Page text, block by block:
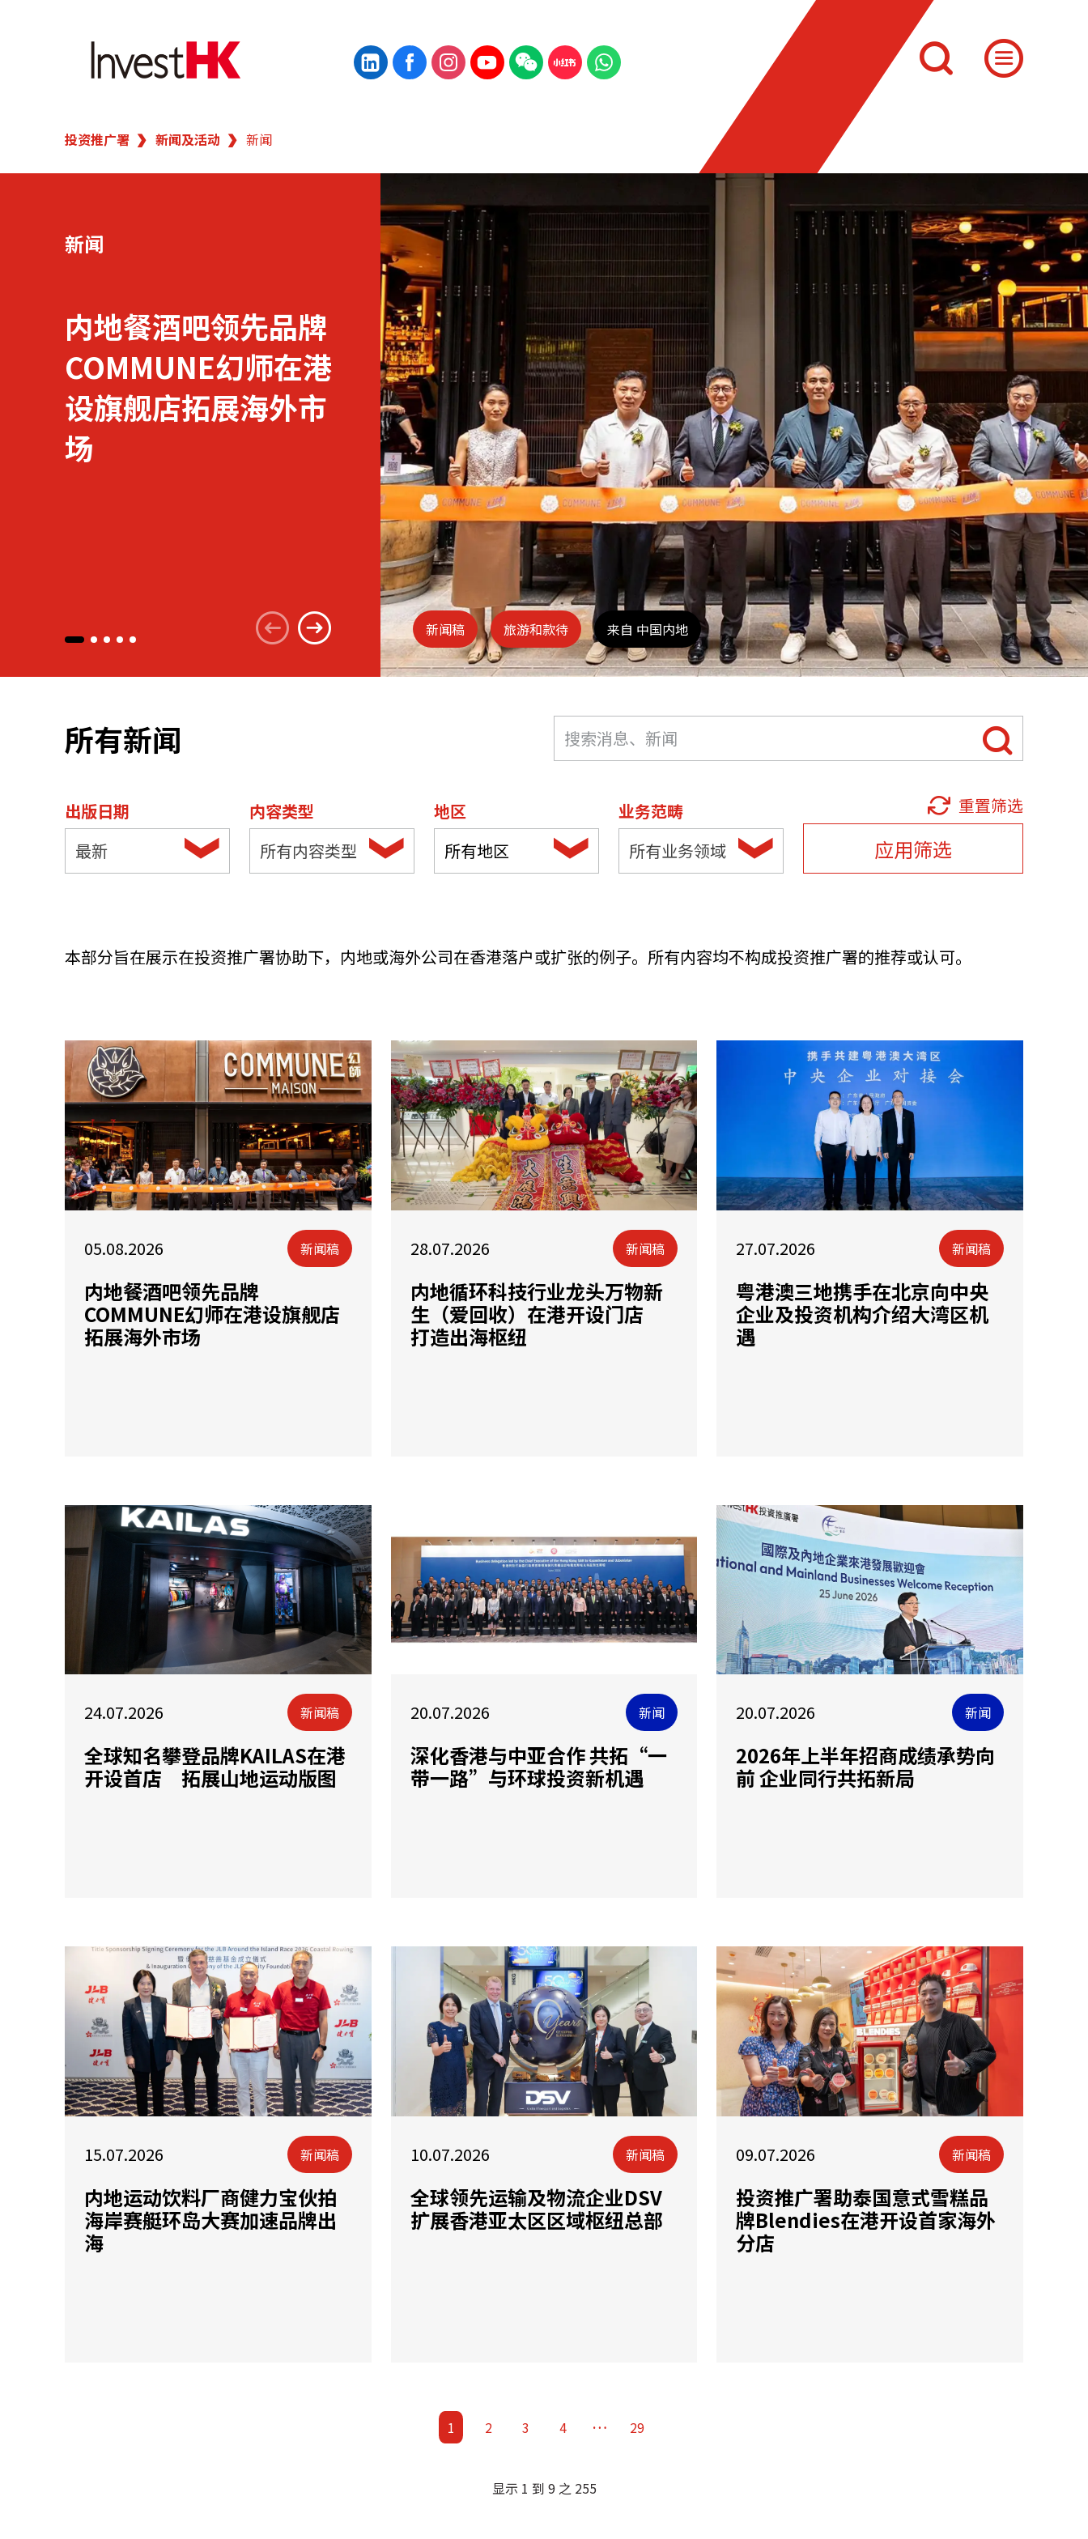
繁 简
香港营商优势
业务领域
在港开业
关于我们
推荐表格 其他语文内容 招聘
关联网站
投资推广署 新闻及活动 新闻
新闻稿 旅游和款待 来自 中国内地
新闻
内地餐酒吧领先品牌
COMMUNE幻师在港
设旗舰店拓展海外市
场
所有新闻
出版日期
最新
内容类型
所有内容类型
地区
所有地区
业务范畴
所有业务领域
重置筛选
应用筛选
本部分旨在展示在投资推广署协助下，内地或海外公司在香港落户或扩张的例子。所有内容均不构成投资推广署的推荐或认可。
05.08.2026 新闻稿
内地餐酒吧领先品牌
COMMUNE幻师在港设旗舰店
拓展海外市场
28.07.2026 新闻稿
内地循环科技行业龙头万物新
生（爱回收）在港开设门店
打造出海枢纽
27.07.2026 新闻稿
粤港澳三地携手在北京向中央
企业及投资机构介绍大湾区机
遇
24.07.2026 新闻稿
全球知名攀登品牌KAILAS在港
开设首店 拓展山地运动版图
20.07.2026 新闻
深化香港与中亚合作 共拓“一
带一路”与环球投资新机遇
20.07.2026 新闻
2026年上半年招商成绩承势向
前 企业同行共拓新局
15.07.2026 新闻稿
内地运动饮料厂商健力宝伙拍
海岸赛艇环岛大赛加速品牌出
海
10.07.2026 新闻稿
全球领先运输及物流企业DSV
扩展香港亚太区区域枢纽总部
09.07.2026 新闻稿
投资推广署助泰国意式雪糕品
牌Blendies在港开设首家海外
分店
1 2 3 4 … 29
显示 1 到 9 之 255